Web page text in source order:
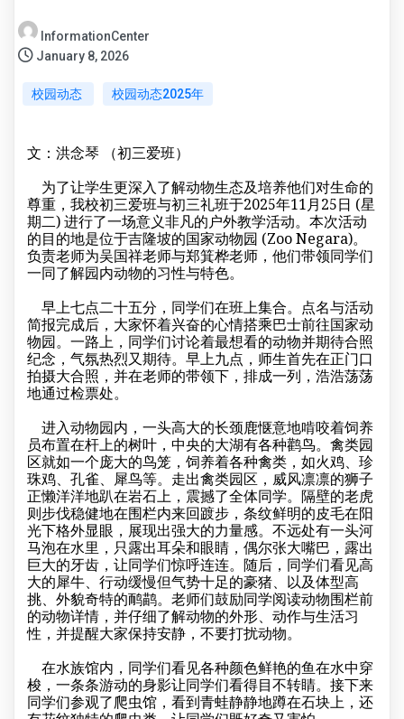
InformationCenter
January 8, 2026
校园动态 校园动态2025年
文：洪念琴 （初三爱班）
为了让学生更深入了解动物生态及培养他们对生命的
尊重，我校初三爱班与初三礼班于2025年11月25日 (星
期二) 进行了一场意义非凡的户外教学活动。本次活动
的目的地是位于吉隆坡的国家动物园 (Zoo Negara)。
负责老师为吴国祥老师与郑箕桦老师，他们带领同学们
一同了解园内动物的习性与特色。
早上七点二十五分，同学们在班上集合。点名与活动
简报完成后，大家怀着兴奋的心情搭乘巴士前往国家动
物园。一路上，同学们讨论着最想看的动物并期待合照
纪念，气氛热烈又期待。早上九点，师生首先在正门口
拍摄大合照，并在老师的带领下，排成一列，浩浩荡荡
地通过检票处。
进入动物园内，一头高大的长颈鹿惬意地啃咬着饲养
员布置在杆上的树叶，中央的大湖有各种鹳鸟。禽类园
区就如一个庞大的鸟笼，饲养着各种禽类，如火鸡、珍
珠鸡、孔雀、犀鸟等。走出禽类园区，威风凛凛的狮子
正懒洋洋地趴在岩石上，震撼了全体同学。隔壁的老虎
则步伐稳健地在围栏内来回踱步，条纹鲜明的皮毛在阳
光下格外显眼，展现出强大的力量感。不远处有一头河
马泡在水里，只露出耳朵和眼睛，偶尔张大嘴巴，露出
巨大的牙齿，让同学们惊呼连连。随后，同学们看见高
大的犀牛、行动缓慢但气势十足的豪猪、以及体型高
挑、外貌奇特的鸸鹋。老师们鼓励同学阅读动物围栏前
的动物详情，并仔细了解动物的外形、动作与生活习
性，并提醒大家保持安静，不要打扰动物。
在水族馆内，同学们看见各种颜色鲜艳的鱼在水中穿
梭，一条条游动的身影让同学们看得目不转睛。接下来
同学们参观了爬虫馆，看到青蛙静静地蹲在石块上，还